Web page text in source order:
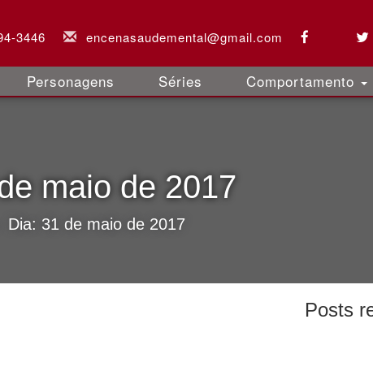
3446 encenasaudemental@gmail.com
Personagens Séries Comportamento
maio de 2017
Dia: 31 de maio de 2017
Posts